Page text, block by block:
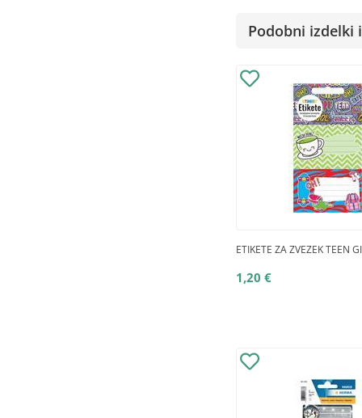
Podobni izdelki
ETIKETE ZA ZVEZEK TEEN
1,20 €